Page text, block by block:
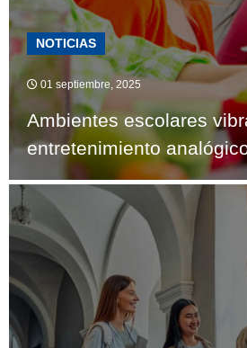
NOTICIAS
01 septiembre, 2025
Ambientes escolares
entretenimiento